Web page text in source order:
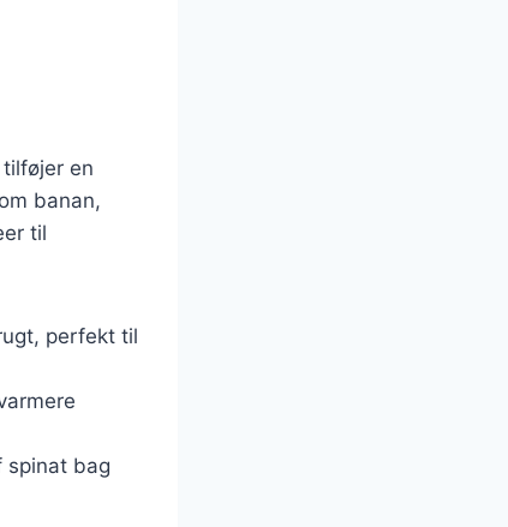
en
banan,
til
perfekt til
spinat bag